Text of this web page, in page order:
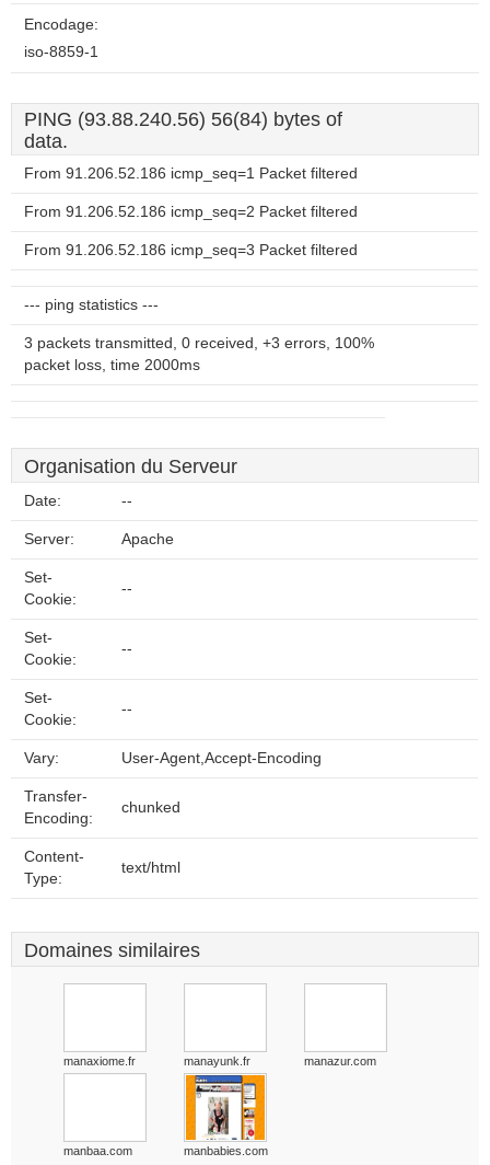
Encodage:
iso-8859-1
PING (93.88.240.56) 56(84) bytes of
data.
From 91.206.52.186 icmp_seq=1 Packet filtered
From 91.206.52.186 icmp_seq=2 Packet filtered
From 91.206.52.186 icmp_seq=3 Packet filtered
--- ping statistics ---
3 packets transmitted, 0 received, +3 errors, 100%
packet loss, time 2000ms
Organisation du Serveur
Date: --
Server: Apache
Set-
Cookie:
--
Set-
Cookie:
--
Set-
Cookie:
--
Vary: User-Agent,Accept-Encoding
Transfer-
Encoding:
chunked
Content-
Type:
text/html
Domaines similaires
manaxiome.fr manayunk.fr manazur.com
manbaa.com manbabies.com